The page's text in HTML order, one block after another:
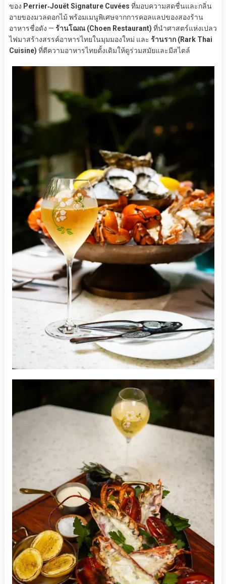
ของ Perrier‑Jouët Signature Cuvées ที่มอบความสดชื่นและกลิ่น
อายของมวลดอกไม้ พร้อมเมนูพิเศษจากการคอลแลปของสองร้าน
อาหารชื่อดัง — ร้านโฌณ (Choen Restaurant) ที่นำศาสตร์แห่งเปลว
ไฟมาสร้างสรรค์อาหารไทยในมุมมองใหม่ และ ร้านราก (Rark Thai
Cuisine) ที่ตีความอาหารไทยดั้งเดิมให้ดูร่วมสมัยและมีสไตล์